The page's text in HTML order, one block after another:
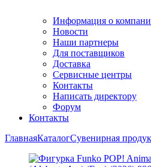
Информация о
Новости
Наши партнеры
Для поставщиков
Доставка
Сервисные центры
Контакты
Написать директору
Форум
Контакты
ГлавнаяКаталогСувенирная